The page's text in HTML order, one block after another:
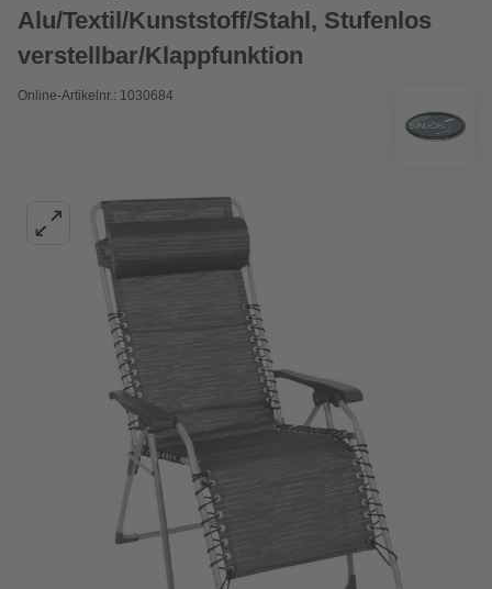
Alu/Textil/Kunststoff/Stahl, Stufenlos
verstellbar/Klappfunktion
Online-Artikelnr.: 1030684